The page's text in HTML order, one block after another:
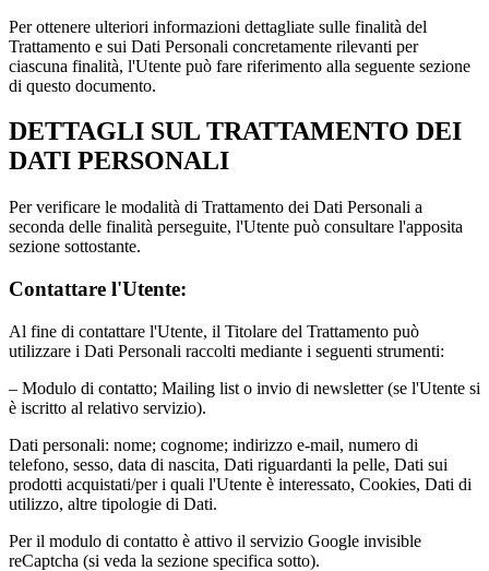
Per ottenere ulteriori informazioni dettagliate sulle finalità del
Trattamento e sui Dati Personali concretamente rilevanti per
ciascuna finalità, l'Utente può fare riferimento alla seguente sezione
di questo documento.
DETTAGLI SUL TRATTAMENTO DEI
DATI PERSONALI
Per verificare le modalità di Trattamento dei Dati Personali a
seconda delle finalità perseguite, l'Utente può consultare l'apposita
sezione sottostante.
Contattare l'Utente:
Al fine di contattare l'Utente, il Titolare del Trattamento può
utilizzare i Dati Personali raccolti mediante i seguenti strumenti:
– Modulo di contatto; Mailing list o invio di newsletter (se l'Utente si
è iscritto al relativo servizio).
Dati personali: nome; cognome; indirizzo e-mail, numero di
telefono, sesso, data di nascita, Dati riguardanti la pelle, Dati sui
prodotti acquistati/per i quali l'Utente è interessato, Cookies, Dati di
utilizzo, altre tipologie di Dati.
Per il modulo di contatto è attivo il servizio Google invisible
reCaptcha (si veda la sezione specifica sotto).